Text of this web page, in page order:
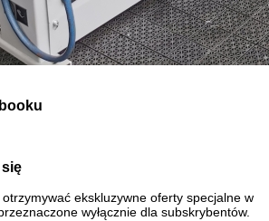
ekskluzywne oferty specjalne w
wyłącznie dla subskrybentów.